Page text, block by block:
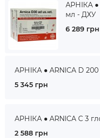
АРНІКА ●
мл - ДХУ
6 289 грн
АРНІКА ● ARNICA D
5 345 грн
АРНІКА ● ARNICA C 3
2 588 грн